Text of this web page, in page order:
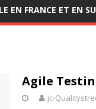
EN FRANCE ET EN
Agile
jc-